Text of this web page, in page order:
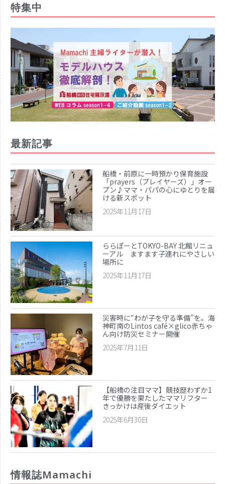
2019年11月
2019年9月
2019年8月
2019年7月
2019年6月
2019年5月
2019年4月
カテゴリー
お仕事
イベント
住まい
地域のお店
子どもの福祉（発達障がい・知的障が
い）
家事・生活術
病院・医療
習い事
船橋で活躍するママ
赤ちゃん・育児
食育
特集中
最新記事
船橋・前原に一時預かり保育施設
「prayers（プレイヤーズ）」オー
プン♪ママ・パパの心にゆとりを届
ける新スポット
2025年11月17日
ららぽーとTOKYO-BAY 北館リニュ
ーアル ますます子連れにやさしい
場所に
2025年11月17日
災害時に“わが子を守る準備”を。海
神町南のLintos café×glico赤ちゃ
ん向け防災セミナー開催
2025年7月11日
【船橋の注目ママ】競技歴わずか1
年で優勝を果たしたママリフター
きっかけは産後ダイエット
2025年6月30日
情報誌Mamachi